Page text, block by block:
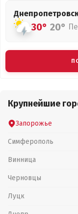
30° 20°
Крупнейшие
Запорожье
Симферополь
Винница
Черновцы
Луцк